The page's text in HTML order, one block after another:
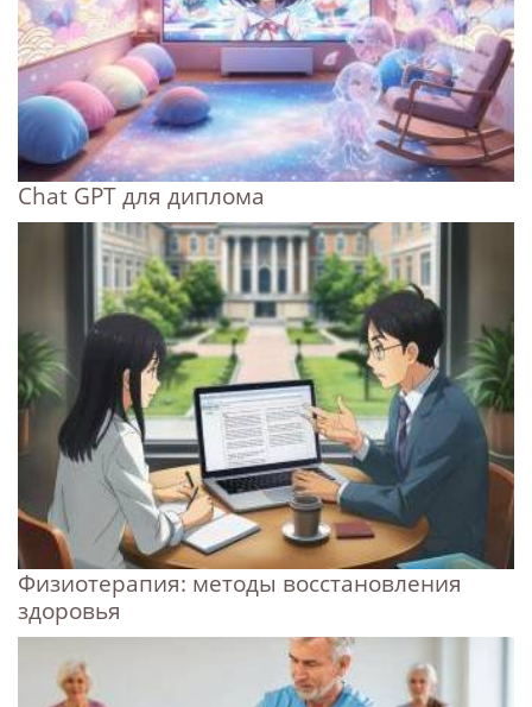
Chat GPT для диплома
Физиотерапия: методы восстановления
здоровья